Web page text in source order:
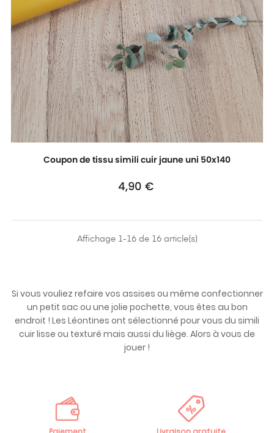
Coupon de tissu simili cuir jaune uni 50x140
Prix
4,90 €
Affichage 1-16 de 16 article(s)
Si vous vouliez refaire vos assises ou même confectionner
un petit sac ou une jolie pochette, vous êtes au bon
endroit ! Les Léontines ont sélectionné pour vous du simili
cuir lisse ou texturé mais aussi du liège. Alors à vous de
jouer !